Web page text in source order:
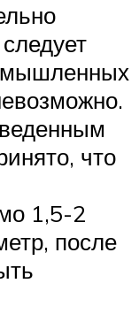
что
1,5-2
после